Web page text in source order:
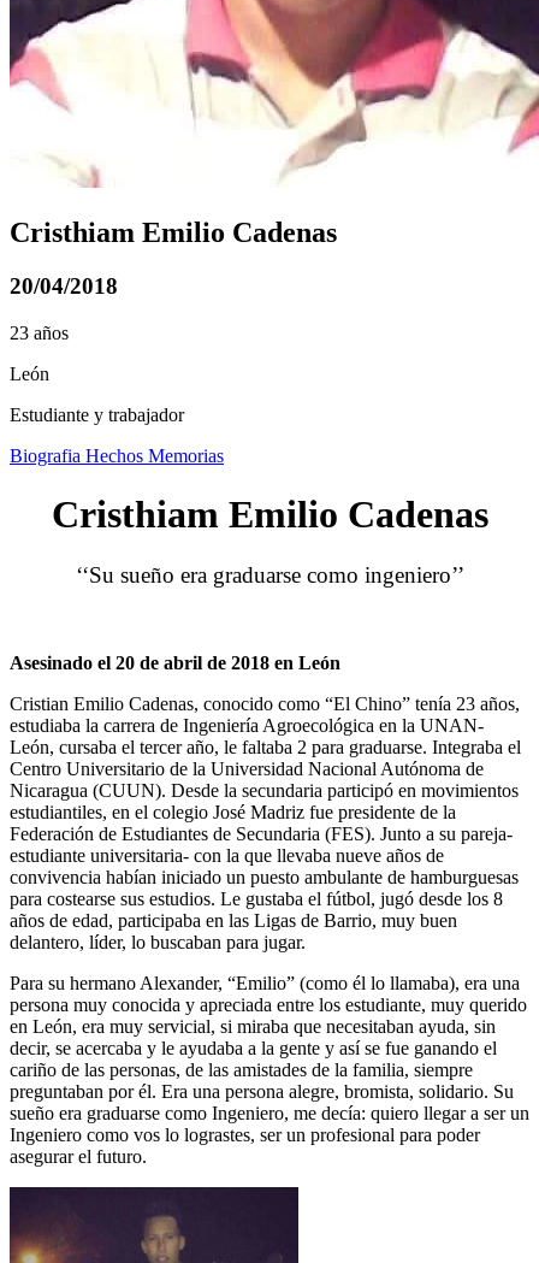
Cristhiam Emilio Cadenas
20/04/2018
23 años
León
Estudiante y trabajador
Biografia Hechos Memorias
Cristhiam Emilio Cadenas
‘‘Su sueño era graduarse como ingeniero’’
Asesinado el 20 de abril de 2018 en León
Cristian Emilio Cadenas, conocido como “El Chino” tenía 23 años,
estudiaba la carrera de Ingeniería Agroecológica en la UNAN-
León, cursaba el tercer año, le faltaba 2 para graduarse. Integraba el
Centro Universitario de la Universidad Nacional Autónoma de
Nicaragua (CUUN). Desde la secundaria participó en movimientos
estudiantiles, en el colegio José Madriz fue presidente de la
Federación de Estudiantes de Secundaria (FES). Junto a su pareja-
estudiante universitaria- con la que llevaba nueve años de
convivencia habían iniciado un puesto ambulante de hamburguesas
para costearse sus estudios. Le gustaba el fútbol, jugó desde los 8
años de edad, participaba en las Ligas de Barrio, muy buen
delantero, líder, lo buscaban para jugar.
Para su hermano Alexander, “Emilio” (como él lo llamaba), era una
persona muy conocida y apreciada entre los estudiante, muy querido
en León, era muy servicial, si miraba que necesitaban ayuda, sin
decir, se acercaba y le ayudaba a la gente y así se fue ganando el
cariño de las personas, de las amistades de la familia, siempre
preguntaban por él. Era una persona alegre, bromista, solidario. Su
sueño era graduarse como Ingeniero, me decía: quiero llegar a ser un
Ingeniero como vos lo lograstes, ser un profesional para poder
asegurar el futuro.